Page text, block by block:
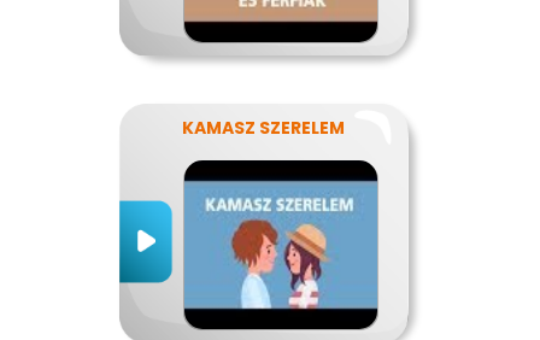
KAMASZ SZERELEM